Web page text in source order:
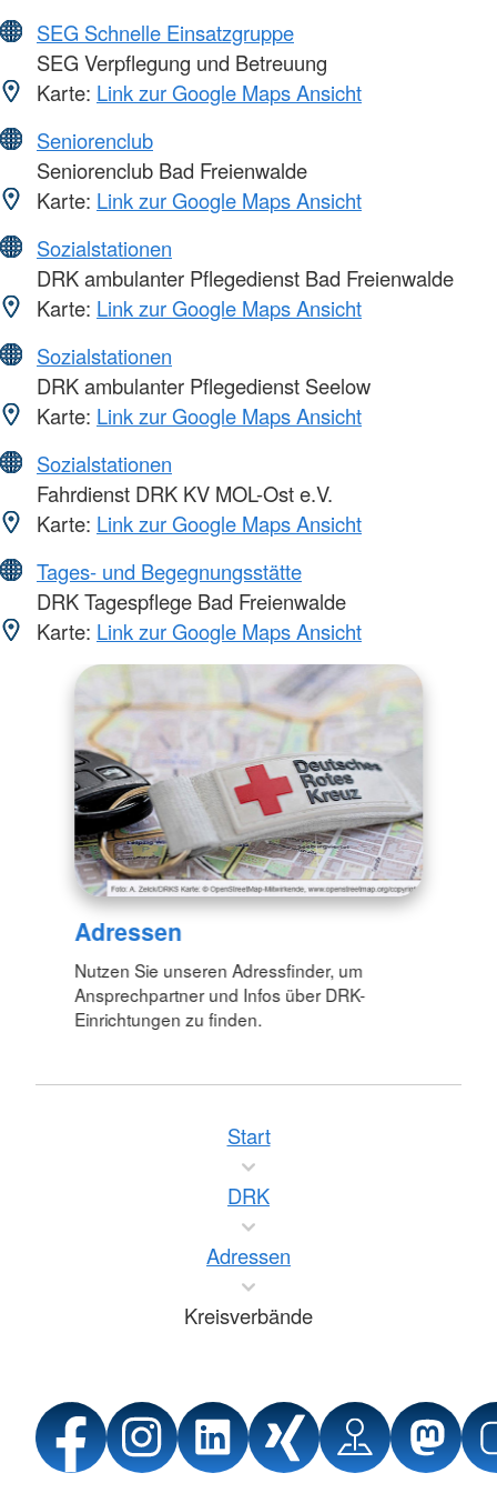
SEG Schnelle Einsatzgruppe
SEG Verpflegung und Betreuung
Karte: Link zur Google Maps Ansicht
Seniorenclub
Seniorenclub Bad Freienwalde
Karte: Link zur Google Maps Ansicht
Sozialstationen
DRK ambulanter Pflegedienst Bad Freienwalde
Karte: Link zur Google Maps Ansicht
Sozialstationen
DRK ambulanter Pflegedienst Seelow
Karte: Link zur Google Maps Ansicht
Sozialstationen
Fahrdienst DRK KV MOL-Ost e.V.
Karte: Link zur Google Maps Ansicht
Tages- und Begegnungsstätte
DRK Tagespflege Bad Freienwalde
Karte: Link zur Google Maps Ansicht
Adressen
Nutzen Sie unseren Adressfinder, um
Ansprechpartner und Infos über DRK-
Einrichtungen zu finden.
Start
DRK
Adressen
Kreisverbände